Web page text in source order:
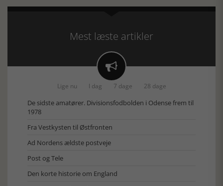
Mest læste artikler

Lige nu I dag 7 dage 28 dage
De sidste amatører. Divisionsfodbolden i Odense frem til
1978
Fra Vestkysten til Østfronten
Ad Nordens ældste postveje
Post og Tele
Den korte historie om England